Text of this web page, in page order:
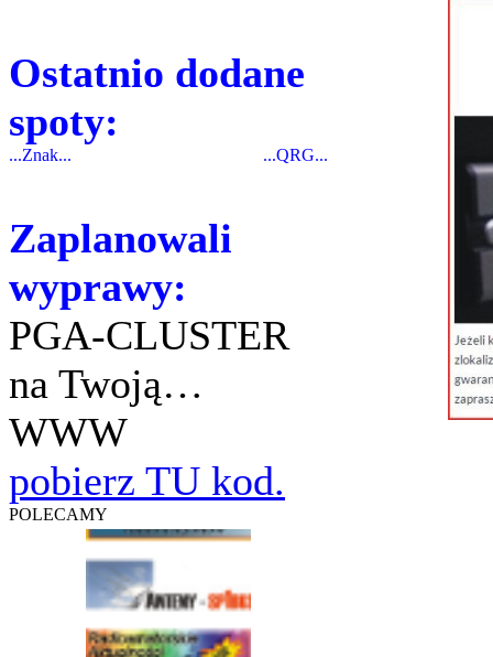
Ostatnio dodane
spoty:
...Znak... ...QRG...
Zaplanowali
wyprawy:
PGA-CLUSTER
na Twoją…
WWW
pobierz TU kod.
POLECAMY